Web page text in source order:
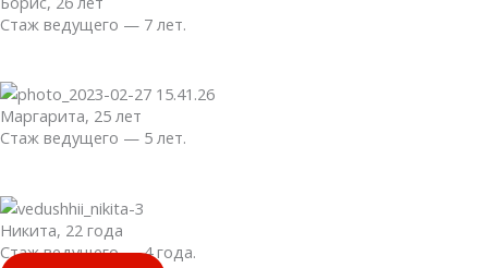
Стаж ведущего — 7 лет.
Маргарита, 25 лет
Стаж ведущего — 5 лет.
Никита, 22 года
Стаж ведущего — 4 года.